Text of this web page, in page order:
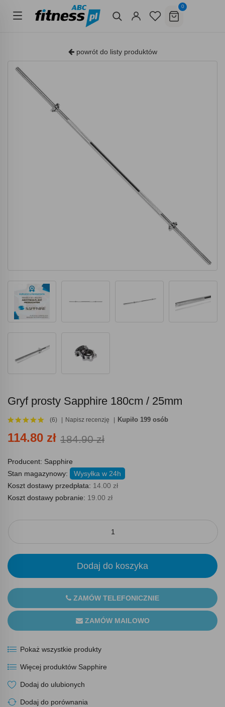
0
powrót do listy produktów
Gryf prosty Sapphire 180cm / 25mm
(6) Napisz recenzję Kupiło 199 osób
114.80 zł 184.90 zł
Producent: Sapphire
Stan magazynowy:
Wysyłka w 24h
Koszt dostawy przedpłata: 14.00 zł
Koszt dostawy pobranie: 19.00 zł
Dodaj do koszyka
ZAMÓW TELEFONICZNIE
ZAMÓW MAILOWO
Pokaż wszystkie produkty
Więcej produktów Sapphire
Dodaj do ulubionych
Dodaj do porównania